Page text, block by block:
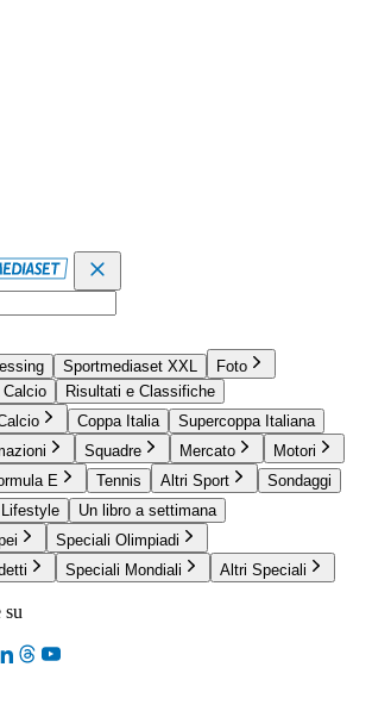
Sportmediaset XXL
Foto
Calcio
Risultati e Classifiche
Coppa Italia
Supercoppa Italiana
Squadre Mercato
Motori
E Tennis Altri Sport
Sondaggi
Lifestyle
Un libro a settimana
Speciali Olimpiadi
Speciali Mondiali Altri Speciali
su